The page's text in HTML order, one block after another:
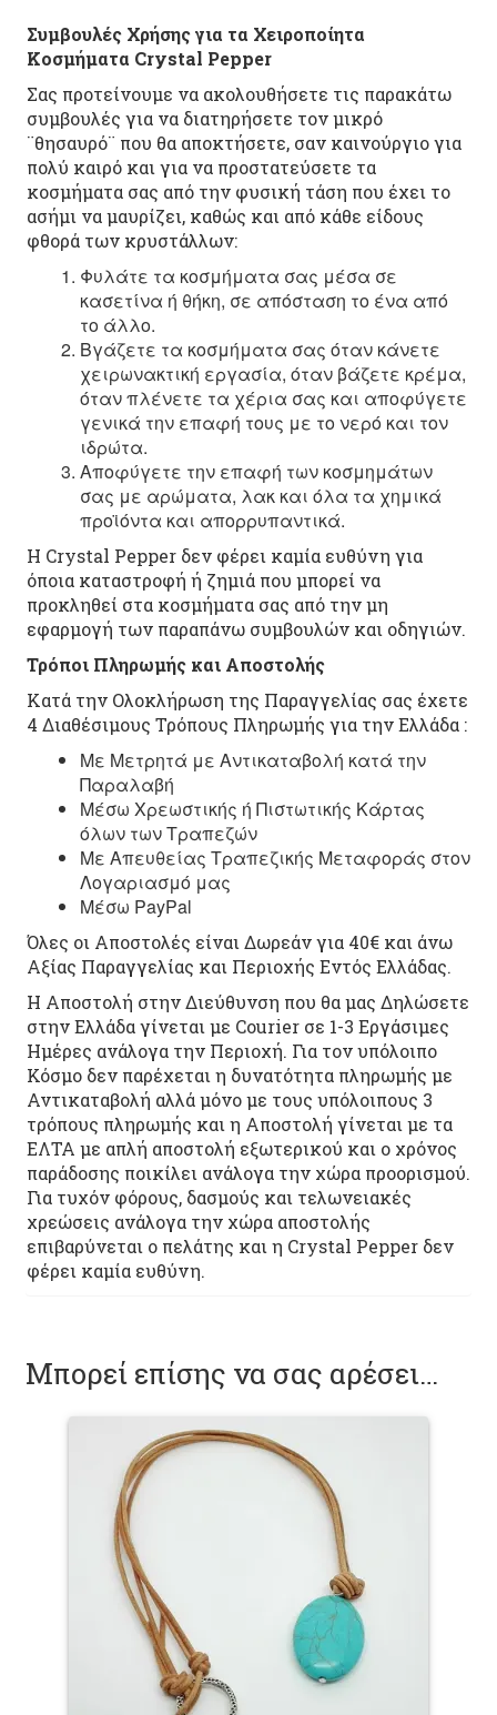
Συμβουλές Χρήσης για τα Χειροποίητα
Κοσμήματα Crystal Pepper
Σας προτείνουμε να ακολουθήσετε τις παρακάτω
συμβουλές για να διατηρήσετε τον μικρό
¨θησαυρό¨ που θα αποκτήσετε, σαν καινούργιο για
πολύ καιρό και για να προστατεύσετε τα
κοσμήματα σας από την φυσική τάση που έχει το
ασήμι να μαυρίζει, καθώς και από κάθε είδους
φθορά των κρυστάλλων:
Φυλάτε τα κοσμήματα σας μέσα σε
κασετίνα ή θήκη, σε απόσταση το ένα από
το άλλο.
Βγάζετε τα κοσμήματα σας όταν κάνετε
χειρωνακτική εργασία, όταν βάζετε κρέμα,
όταν πλένετε τα χέρια σας και αποφύγετε
γενικά την επαφή τους με το νερό και τον
ιδρώτα.
Αποφύγετε την επαφή των κοσμημάτων
σας με αρώματα, λακ και όλα τα χημικά
προϊόντα και απορρυπαντικά.
Η Crystal Pepper δεν φέρει καμία ευθύνη για
όποια καταστροφή ή ζημιά που μπορεί να
προκληθεί στα κοσμήματα σας από την μη
εφαρμογή των παραπάνω συμβουλών και οδηγιών.
Τρόποι Πληρωμής και Αποστολής
Κατά την Ολοκλήρωση της Παραγγελίας σας έχετε
4 Διαθέσιμους Τρόπους Πληρωμής για την Ελλάδα :
Με Μετρητά με Αντικαταβολή κατά την
Παραλαβή
Μέσω Χρεωστικής ή Πιστωτικής Κάρτας
όλων των Τραπεζών
Με Απευθείας Τραπεζικής Μεταφοράς στον
Λογαριασμό μας
Μέσω PayPal
Όλες οι Αποστολές είναι Δωρεάν για 40€ και άνω
Αξίας Παραγγελίας και Περιοχής Εντός Ελλάδας.
Η Αποστολή στην Διεύθυνση που θα μας Δηλώσετε
στην Ελλάδα γίνεται με Courier σε 1-3 Εργάσιμες
Ημέρες ανάλογα την Περιοχή. Για τον υπόλοιπο
Κόσμο δεν παρέχεται η δυνατότητα πληρωμής με
Αντικαταβολή αλλά μόνο με τους υπόλοιπους 3
τρόπους πληρωμής και η Αποστολή γίνεται με τα
ΕΛΤΑ με απλή αποστολή εξωτερικού και ο χρόνος
παράδοσης ποικίλει ανάλογα την χώρα προορισμού.
Για τυχόν φόρους, δασμούς και τελωνειακές
χρεώσεις ανάλογα την χώρα αποστολής
επιβαρύνεται ο πελάτης και η Crystal Pepper δεν
φέρει καμία ευθύνη.
Μπορεί επίσης να σας αρέσει…